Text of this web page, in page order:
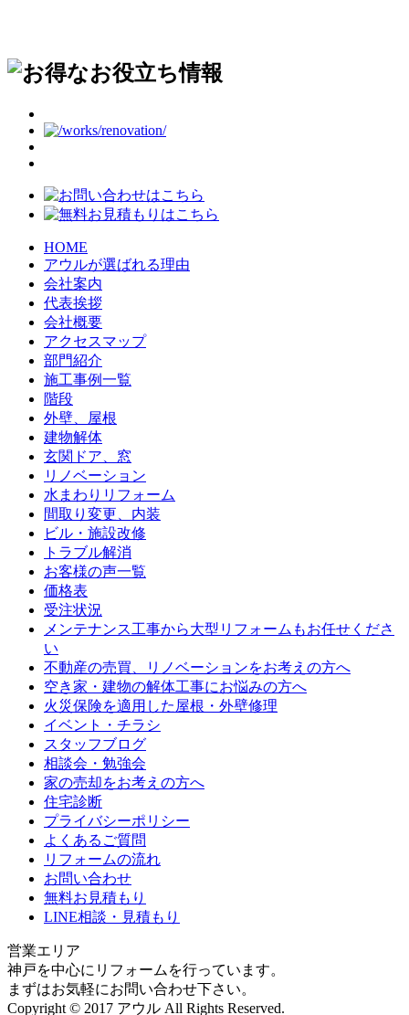
HOME
アウルが選ばれる理由
会社案内
代表挨拶
会社概要
アクセスマップ
部門紹介
施工事例一覧
階段
外壁、屋根
建物解体
玄関ドア、窓
リノベーション
水まわりリフォーム
間取り変更、内装
ビル・施設改修
トラブル解消
お客様の声一覧
価格表
受注状況
メンテナンス工事から大型リフォームもお任せくださ
い
不動産の売買、リノベーションをお考えの方へ
空き家・建物の解体工事にお悩みの方へ
火災保険を適用した屋根・外壁修理
イベント・チラシ
スタッフブログ
相談会・勉強会
家の売却をお考えの方へ
住宅診断
プライバシーポリシー
よくあるご質問
リフォームの流れ
お問い合わせ
無料お見積もり
LINE相談・見積もり
営業エリア
神戸を中心にリフォームを行っています。
まずはお気軽にお問い合わせ下さい。
Copyright © 2017 アウル All Rights Reserved.